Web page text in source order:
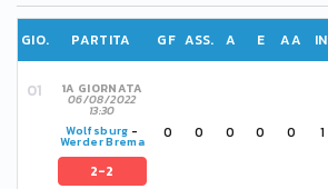
GIO. PARTITA GF ASS. A E AA IN
1A GIORNATA
06/08/2022
13:30
Wolfsburg -
Werder Brema
2-2
0 0 0 0 0 1